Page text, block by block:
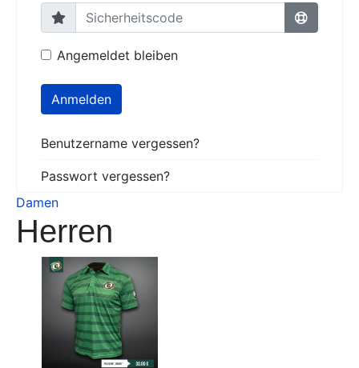
Angemeldet bleiben
Anmelden
Benutzername vergessen?
Passwort vergessen?
Damen
Herren